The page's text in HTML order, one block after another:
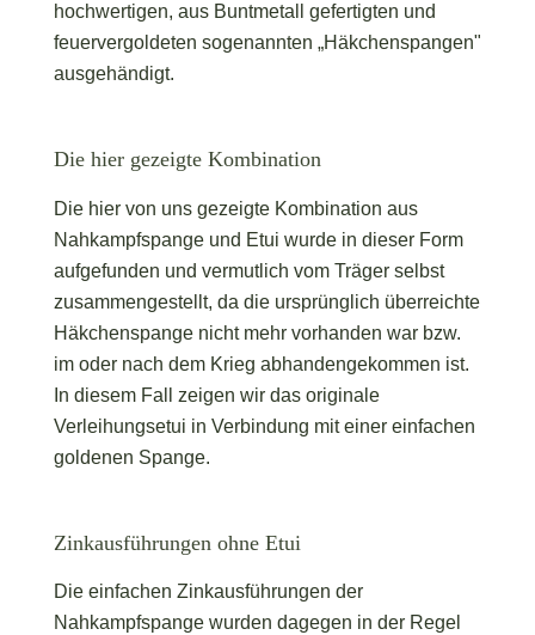
hochwertigen, aus Buntmetall gefertigten und
feuervergoldeten sogenannten „Häkchenspangen"
ausgehändigt.
Die hier gezeigte Kombination
Die hier von uns gezeigte Kombination aus
Nahkampfspange und Etui wurde in dieser Form
aufgefunden und vermutlich vom Träger selbst
zusammengestellt, da die ursprünglich überreichte
Häkchenspange nicht mehr vorhanden war bzw.
im oder nach dem Krieg abhandengekommen ist.
In diesem Fall zeigen wir das originale
Verleihungsetui in Verbindung mit einer einfachen
goldenen Spange.
Zinkausführungen ohne Etui
Die einfachen Zinkausführungen der
Nahkampfspange wurden dagegen in der Regel